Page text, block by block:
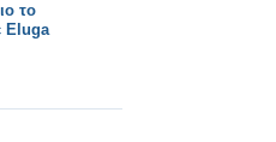
το
Eluga